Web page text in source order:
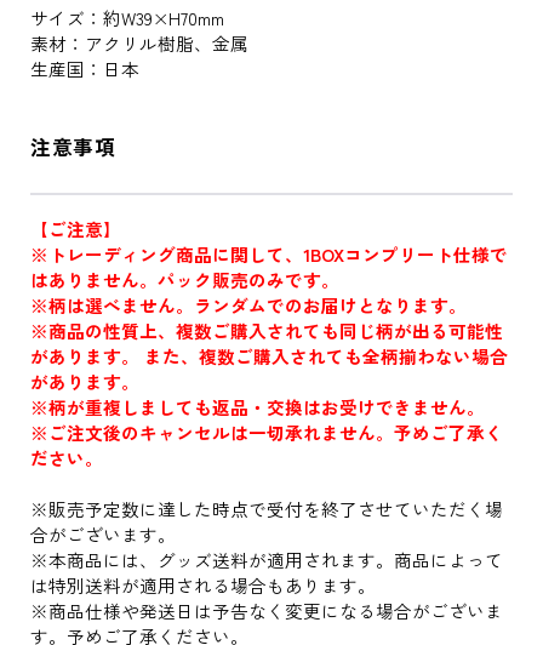
サイズ：約W39×H70mm
素材：アクリル樹脂、金属
生産国：日本
注意事項
【ご注意】
※トレーディング商品に関して、1BOXコンプリート仕様で
はありません。パック販売のみです。
※柄は選べません。ランダムでのお届けとなります。
※商品の性質上、複数ご購入されても同じ柄が出る可能性
があります。 また、複数ご購入されても全柄揃わない場合
があります。
※柄が重複しましても返品・交換はお受けできません。
※ご注文後のキャンセルは一切承れません。予めご了承く
ださい。
※販売予定数に達した時点で受付を終了させていただく場
合がございます。
※本商品には、グッズ送料が適用されます。商品によって
は特別送料が適用される場合もあります。
※商品仕様や発送日は予告なく変更になる場合がございま
す。予めご了承ください。